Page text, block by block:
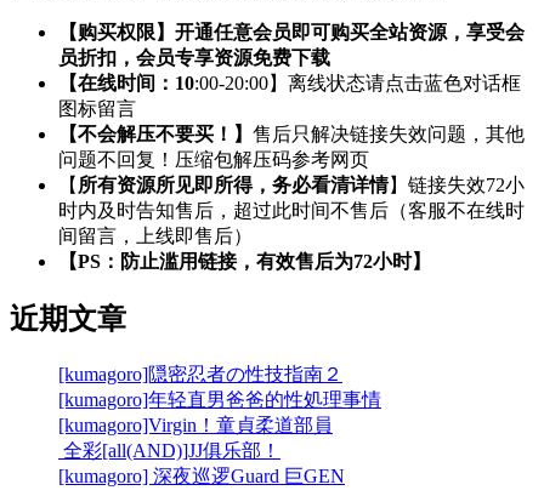
【购买权限】开通任意会员即可购买全站资源，享受会
员折扣，会员专享资源免费下载
【在线时间：10:00-20:00】离线状态请点击蓝色对话框
图标留言
【不会解压不要买！】 售后只解决链接失效问题，其他
问题不回复！压缩包解压码参考网页
【 所有资源所见即所得，务必看清详情】链接失效72小
时内及时告知售后，超过此时间不售后（客服不在线时
间留言，上线即售后）
【PS：防止滥用链接，有效售后为72小时】
近期文章
[kumagoro]隠密忍者の性技指南２
[kumagoro]年轻直男爸爸的性処理事情
[kumagoro]Virgin！童貞柔道部員
全彩[all(AND)]JJ俱乐部！
[kumagoro] 深夜巡逻Guard 巨GEN